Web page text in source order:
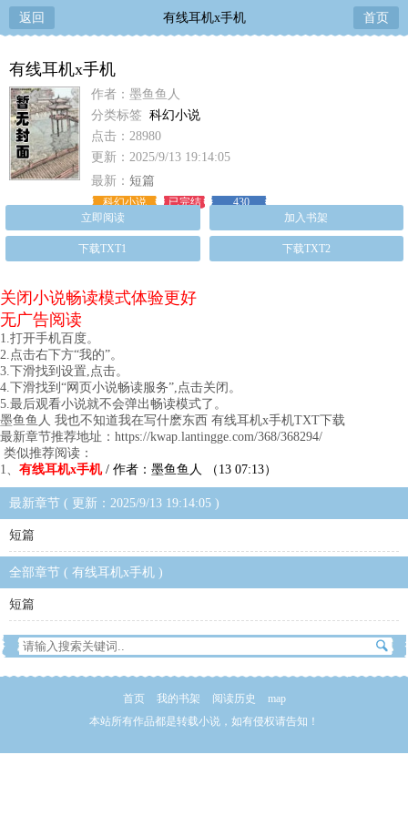
返回 有线耳机x手机 首页
有线耳机x手机
作者：墨鱼鱼人
分类标签 科幻小说
点击：28980
更新：2025/9/13 19:14:05
最新： 短篇
科幻小说 已完结
430
立即阅读
加入书架
下载TXT1 下载TXT2
关闭小说畅读模式体验更好
无广告阅读
1.打开手机百度。
2.点击右下方“我的”。
3.下滑找到设置,点击。
4.下滑找到“网页小说畅读服务”,点击关闭。
5.最后观看小说就不会弹出畅读模式了。
墨鱼鱼人 我也不知道我在写什麽东西 有线耳机x手机TXT下载
最新章节推荐地址：https://kwap.lantingge.com/368/368294/
类似推荐阅读：
1、 有线耳机x手机/ 作者：墨鱼鱼人 （13 07:13）
最新章节 ( 更新：2025/9/13 19:14:05 )
短篇
全部章节 ( 有线耳机x手机 )
短篇
首页 我的书架 阅读历史
map
本站所有作品都是转载小说，如有侵权请告知！